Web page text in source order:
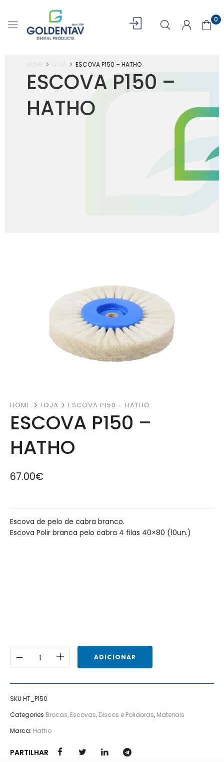
0
ESCOVA P150 –
HATHO
ESCOVA P150 – HATHO
HOME LOJA ESCOVA P150 – HATHO
ESCOVA P150 –
HATHO
67.00€
Escova de pelo de cabra branco.
Escova Polir branca pelo cabra 4 filas 40×80 (10un.)
ADICIONAR
SKU HT_P150
Categories Brocas, Escovas, Discos e Polidoras, Materiais
Marca: Hatho
PARTILHAR